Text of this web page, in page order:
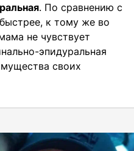
. По сравнению с
к тому же во
не чувствует
эпидуральная
своих